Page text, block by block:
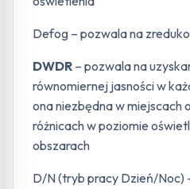
Defog – pozwala na
DWDR – pozwala na
równomiernej jasności w
ona niezbędna w miejscach
różnicach w poziomie
obszarach
D/N (tryb pracy Dzień/Noc)